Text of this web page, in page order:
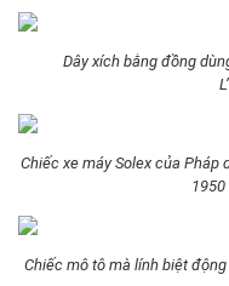
Dây xích bằng đồng
Chiếc xe máy Solex của
Chiếc mô tô mà lính biệt